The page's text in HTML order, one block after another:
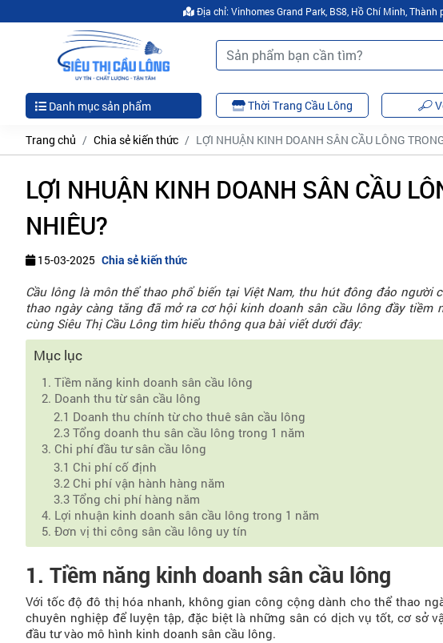
Địa chỉ: Vinhomes Grand Park, BS8, Hồ Chí Minh,
Danh mục sản phẩm Thời Trang Cầu Lông
Trang chủ Chia sẻ kiến thức LỢI NHUẬN KINH DOANH SÂN CẦU LÔNG
LỢI NHUẬN KINH DOANH SÂN CẦU
NHIÊU?
15-03-2025 Chia sẻ kiến thức
Cầu lông là môn thể thao phổ biến tại Việt Nam, thu hút đông đảo
thao ngày càng tăng đã mở ra cơ hội kinh doanh sân cầu lông đầy
cùng Siêu Thị Cầu Lông tìm hiểu thông qua bài viết dưới đây:
Mục lục
1. Tiềm năng kinh doanh sân cầu lông
2. Doanh thu từ sân cầu lông
2.1 Doanh thu chính từ cho thuê sân cầu lông
2.3 Tổng doanh thu sân cầu lông trong 1 năm
3. Chi phí đầu tư sân cầu lông
3.1 Chi phí cố định
3.2 Chi phí vận hành hàng năm
3.3 Tổng chi phí hàng năm
4. Lợi nhuận kinh doanh sân cầu lông trong 1 năm
5. Đơn vị thi công sân cầu lông uy tín
1. Tiềm năng kinh doanh sân cầu lông
Với tốc độ đô thị hóa nhanh, không gian công cộng dành cho thể thao
chuyên nghiệp để luyện tập, đặc biệt là những sân có dịch vụ tốt, cơ sở
đầu tư vào mô hình kinh doanh sân cầu lông.